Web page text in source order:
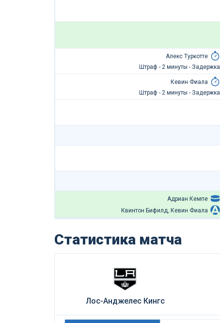
Алекс Туркотте
Штраф - 2 минуты - Задержка
Кевин Фиала
Штраф - 2 минуты - Задержка
Адриан Кемпе
Квинтон Бифилд, Кевин Фиала
Статистика матча
Лос-Анджелес Кингс